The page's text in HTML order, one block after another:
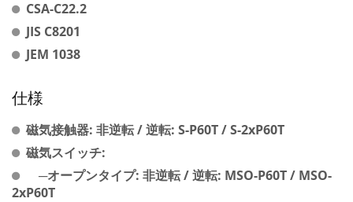
CSA-C22.2
JIS C8201
JEM 1038
仕様
磁気接触器: 非逆転 / 逆転: S-P60T / S-2xP60T
磁気スイッチ:
─オープンタイプ: 非逆転 / 逆転: MSO-P60T / MSO-
2xP60T